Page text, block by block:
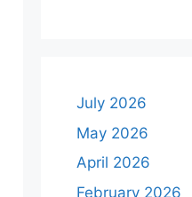
July 2026
May 2026
April 2026
February 2026